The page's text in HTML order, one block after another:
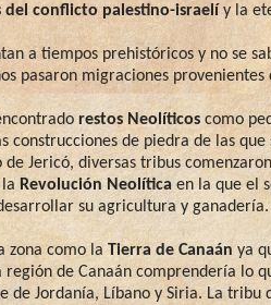
del conflicto palestino-israelí y la
a tiempos prehistóricos y no se
pasaron migraciones
restos Neolíticos como
construcciones de piedra de las
Jericó, diversas tribus
Revolución Neolítica en la que el
su agricultura y ganadería.
zona como la Tierra de Canaán ya
de Canaán comprendería lo
de Jordanía, Líbano y Siria. La tribu